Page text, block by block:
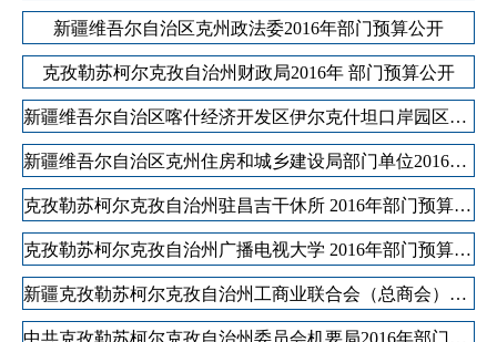
新疆维吾尔自治区克州政法委2016年部门预算公开
克孜勒苏柯尔克孜自治州财政局2016年 部门预算公开
新疆维吾尔自治区喀什经济开发区伊尔克什坦口岸园区管理委员会2016年部门预算公开
新疆维吾尔自治区克州住房和城乡建设局部门单位2016年部门预算公开
克孜勒苏柯尔克孜自治州驻昌吉干休所 2016年部门预算公开
克孜勒苏柯尔克孜自治州广播电视大学 2016年部门预算公开
新疆克孜勒苏柯尔克孜自治州工商业联合会（总商会）2016年预算公开说明